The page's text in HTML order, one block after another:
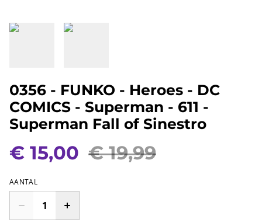
0356 - FUNKO - Heroes - DC
COMICS - Superman - 611 -
Superman Fall of Sinestro
€ 15,00 € 19,99
AANTAL